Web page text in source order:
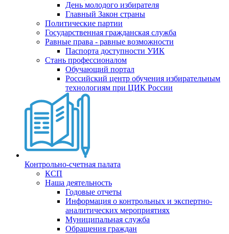
День молодого избирателя
Главный Закон страны
Политические партии
Государственная гражданская служба
Равные права - равные возможности
Паспорта доступности УИК
Стань профессионалом
Обучающий портал
Российский центр обучения избирательным
технологиям при ЦИК России
Контрольно-счетная палата
КСП
Наша деятельность
Годовые отчеты
Информация о контрольных и экспертно-
аналитических мероприятиях
Муниципальная служба
Обращения граждан